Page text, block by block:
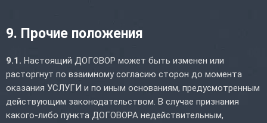
9. Прочие положения
9.1. Настоящий ДОГОВОР может быть изменен или
расторгнут по взаимному согласию сторон до момента
оказания УСЛУГИ и по иным основаниям, предусмотренным
действующим законодательством. В случае признания
какого-либо пункта ДОГОВОРА недействительным,